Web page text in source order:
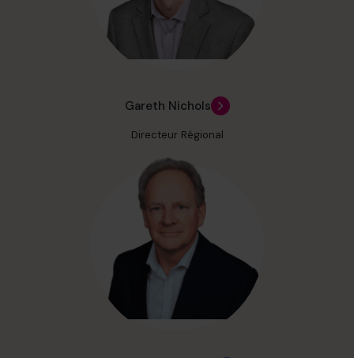
Gareth Nichols
Directeur Régional